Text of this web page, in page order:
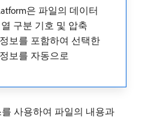
은 파일의 데이터
구분 기호 및 압축
보를 포함하여 선택한
보를 자동으로
사용하여 파일의 내용과